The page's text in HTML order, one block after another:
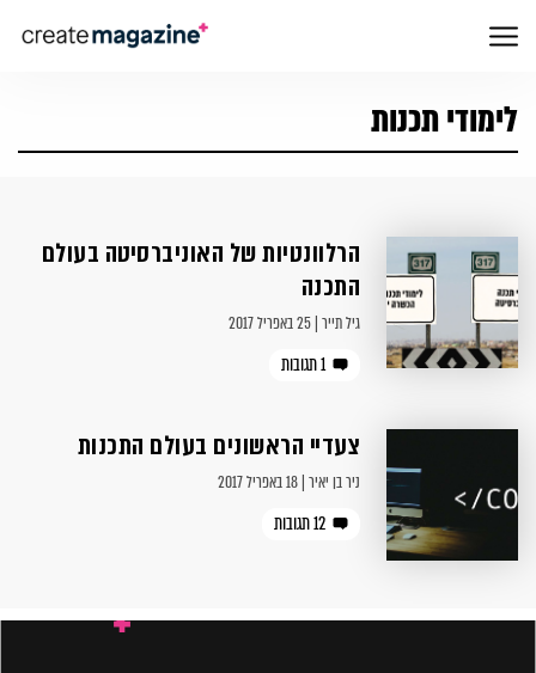
לימודי תכנות
הרלוונטיות של האוניברסיטה בעולם
התכנה
גיל תייר | 25 באפריל 2017
1 תגובות
צעדיי הראשונים בעולם התכנות
ניר בן יאיר | 18 באפריל 2017
12 תגובות